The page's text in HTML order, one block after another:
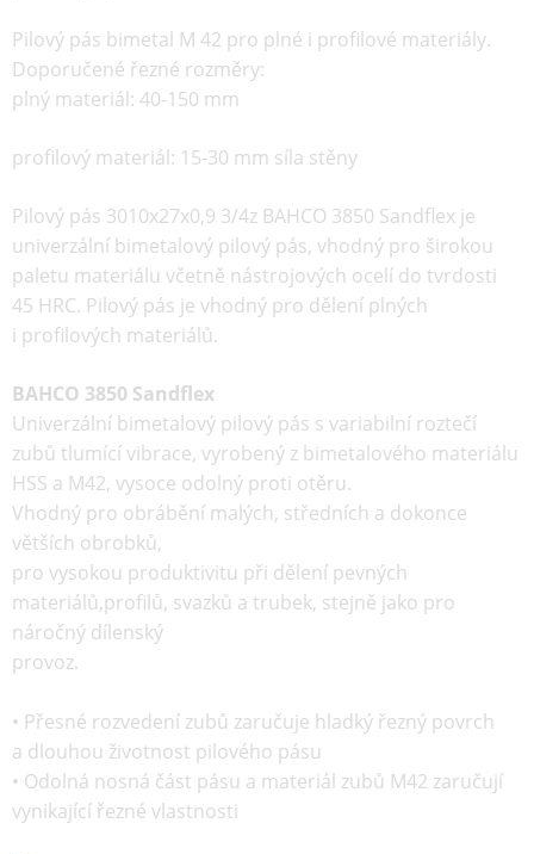
Pilový pás bimetal M 42 pro plné i profilové materiály.
Doporučené řezné rozměry:
plný materiál: 40-150 mm
profilový materiál: 15-30 mm síla stěny
Pilový pás 3010x27x0,9 3/4z BAHCO 3850 Sandflex je
univerzální bimetalový pilový pás, vhodný pro širokou
paletu materiálu včetně nástrojových ocelí do tvrdosti
45 HRC. Pilový pás je vhodný pro dělení plných
i profilových materiálů.
BAHCO 3850 Sandflex
Univerzální bimetalový pilový pás s variabilní roztečí
zubů tlumící vibrace, vyrobený z bimetalového materiálu
HSS a M42, vysoce odolný proti otěru.
Vhodný pro obrábění malých, středních a dokonce
větších obrobků,
pro vysokou produktivitu při dělení pevných
materiálů,profilů, svazků a trubek, stejně jako pro
náročný dílenský
provoz.
• Přesné rozvedení zubů zaručuje hladký řezný povrch
a dlouhou životnost pilového pásu
• Odolná nosná část pásu a materiál zubů M42 zaručují
vynikající řezné vlastnosti